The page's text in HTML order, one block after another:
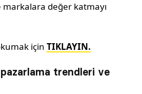
markalara değer katmayı
içinTIKLAYIN.
trendleri ve